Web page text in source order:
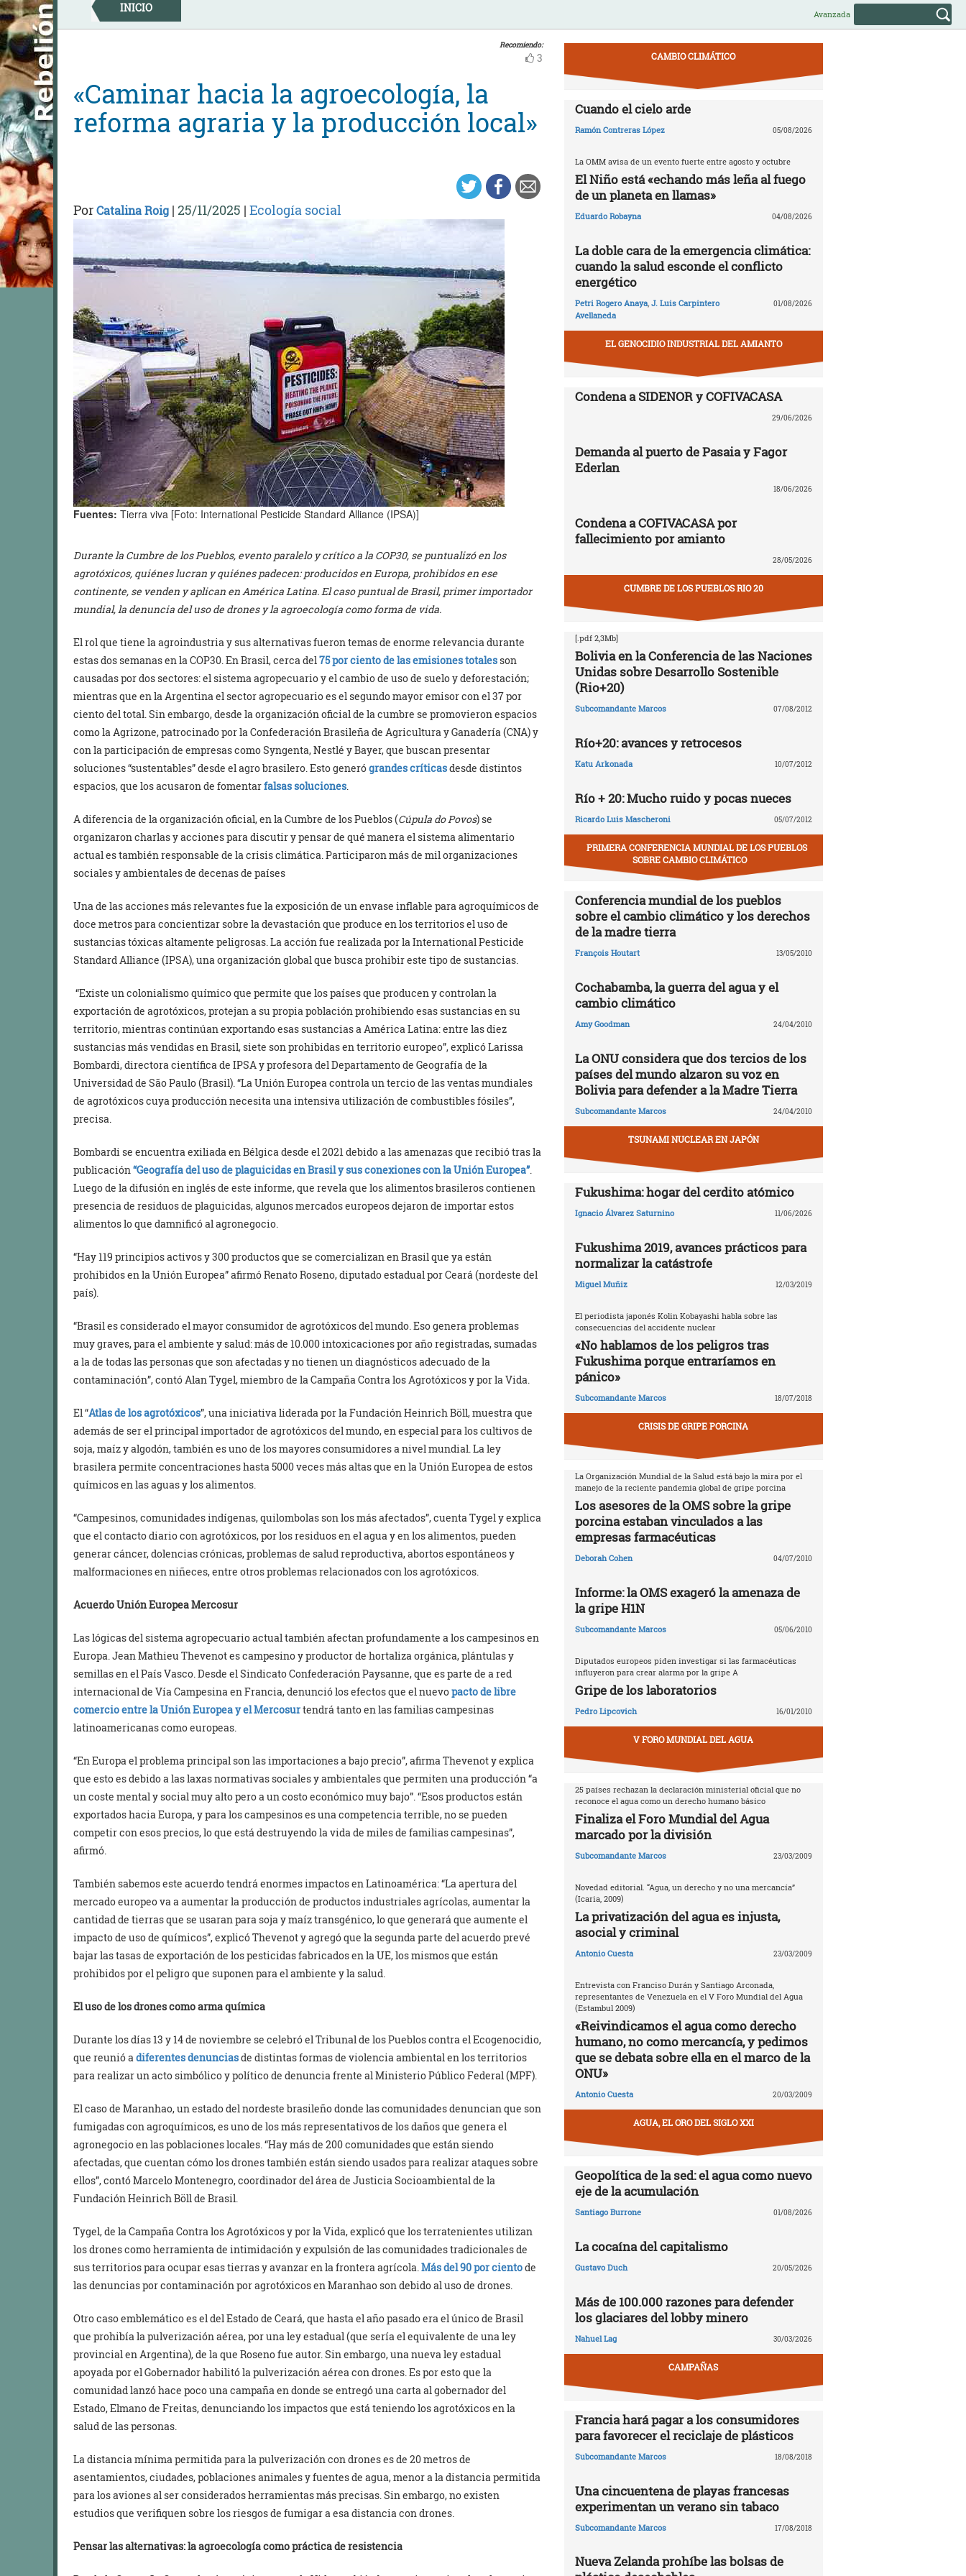
Skip
to
content
INICIO Avanzada
Recomiendo:
3
«Caminar hacia la agroecología, la
reforma agraria y la producción local»
PorCatalina Roig | 25/11/2025 | Ecología social
Fuentes: Tierra viva [Foto: International Pesticide Standard Alliance (IPSA)]
Durante la Cumbre de los Pueblos, evento paralelo y crítico a la COP30, se puntualizó en los
agrotóxicos, quiénes lucran y quiénes padecen: producidos en Europa, prohibidos en ese
continente, se venden y aplican en América Latina. El caso puntual de Brasil, primer importador
mundial, la denuncia del uso de drones y la agroecología como forma de vida.
El rol que tiene la agroindustria y sus alternativas fueron temas de enorme relevancia durante
estas dos semanas en la COP30. En Brasil, cerca del75 por ciento de las emisiones totalesson
causadas por dos sectores: el sistema agropecuario y el cambio de uso de suelo y deforestación;
mientras que en la Argentina el sector agropecuario es el segundo mayor emisor con el 37 por
ciento del total. Sin embargo, desde la organización oficial de la cumbre se promovieron espacios
como la Agrizone, patrocinado por la Confederación Brasileña de Agricultura y Ganadería (CNA) y
con la participación de empresas como Syngenta, Nestlé y Bayer, que buscan presentar
soluciones “sustentables” desde el agro brasilero. Esto generógrandes críticasdesde distintos
espacios, que los acusaron de fomentarfalsas soluciones.
A diferencia de la organización oficial, en la Cumbre de los Pueblos (Cúpula do Povos) se
organizaron charlas y acciones para discutir y pensar de qué manera el sistema alimentario
actual es también responsable de la crisis climática. Participaron más de mil organizaciones
sociales y ambientales de decenas de países
Una de las acciones más relevantes fue la exposición de un envase inflable para agroquímicos de
doce metros para concientizar sobre la devastación que produce en los territorios el uso de
sustancias tóxicas altamente peligrosas. La acción fue realizada por la International Pesticide
Standard Alliance (IPSA), una organización global que busca prohibir este tipo de sustancias.
“Existe un colonialismo químico que permite que los países que producen y controlan la
exportación de agrotóxicos, protejan a su propia población prohibiendo esas sustancias en su
territorio, mientras continúan exportando esas sustancias a América Latina: entre las diez
sustancias más vendidas en Brasil, siete son prohibidas en territorio europeo”, explicó Larissa
Bombardi, directora científica de IPSA y profesora del Departamento de Geografía de la
Universidad de São Paulo (Brasil). “La Unión Europea controla un tercio de las ventas mundiales
de agrotóxicos cuya producción necesita una intensiva utilización de combustibles fósiles”,
precisa.
Bombardi se encuentra exiliada en Bélgica desde el 2021 debido a las amenazas que recibió tras la
publicación“Geografía del uso de plaguicidas en Brasil y sus conexiones con la Unión Europea”.
Luego de la difusión en inglés de este informe, que revela que los alimentos brasileros contienen
presencia de residuos de plaguicidas, algunos mercados europeos dejaron de importar estos
alimentos lo que damnificó al agronegocio.
“Hay 119 principios activos y 300 productos que se comercializan en Brasil que ya están
prohibidos en la Unión Europea” afirmó Renato Roseno, diputado estadual por Ceará (nordeste del
país).
“Brasil es considerado el mayor consumidor de agrotóxicos del mundo. Eso genera problemas
muy graves, para el ambiente y salud: más de 10.000 intoxicaciones por año registradas, sumadas
a la de todas las personas que son afectadas y no tienen un diagnósticos adecuado de la
contaminación”, contó Alan Tygel, miembro de la Campaña Contra los Agrotóxicos y por la Vida.
El “Atlas de los agrotóxicos”, una iniciativa liderada por la Fundación Heinrich Böll, muestra que
además de ser el principal importador de agrotóxicos del mundo, en especial para los cultivos de
soja, maíz y algodón, también es uno de los mayores consumidores a nivel mundial. La ley
brasilera permite concentraciones hasta 5000 veces más altas que en la Unión Europea de estos
químicos en las aguas y los alimentos.
“Campesinos, comunidades indígenas, quilombolas son los más afectados”, cuenta Tygel y explica
que el contacto diario con agrotóxicos, por los residuos en el agua y en los alimentos, pueden
generar cáncer, dolencias crónicas, problemas de salud reproductiva, abortos espontáneos y
malformaciones en niñeces, entre otros problemas relacionados con los agrotóxicos.
Acuerdo Unión Europea Mercosur
Las lógicas del sistema agropecuario actual también afectan profundamente a los campesinos en
Europa. Jean Mathieu Thevenot es campesino y productor de hortaliza orgánica, plántulas y
semillas en el País Vasco. Desde el Sindicato Confederación Paysanne, que es parte de a red
internacional de Vía Campesina en Francia, denunció los efectos que el nuevopacto de libre
comercio entre la Unión Europea y el Mercosurtendrá tanto en las familias campesinas
latinoamericanas como europeas.
“En Europa el problema principal son las importaciones a bajo precio”, afirma Thevenot y explica
que esto es debido a las laxas normativas sociales y ambientales que permiten una producción “a
un coste mental y social muy alto pero a un costo económico muy bajo”. “Esos productos están
exportados hacia Europa, y para los campesinos es una competencia terrible, no se pueden
competir con esos precios, lo que está destruyendo la vida de miles de familias campesinas”,
afirmó.
También sabemos este acuerdo tendrá enormes impactos en Latinoamérica: “La apertura del
mercado europeo va a aumentar la producción de productos industriales agrícolas, aumentar la
cantidad de tierras que se usaran para soja y maíz transgénico, lo que generará que aumente el
impacto de uso de químicos”, explicó Thevenot y agregó que la segunda parte del acuerdo prevé
bajar las tasas de exportación de los pesticidas fabricados en la UE, los mismos que están
prohibidos por el peligro que suponen para el ambiente y la salud.
El uso de los drones como arma química
Durante los días 13 y 14 de noviembre se celebró el Tribunal de los Pueblos contra el Ecogenocidio,
que reunió adiferentes denunciasde distintas formas de violencia ambiental en los territorios
para realizar un acto simbólico y político de denuncia frente al Ministerio Público Federal (MPF).
El caso de Maranhao, un estado del nordeste brasileño donde las comunidades denuncian que son
fumigadas con agroquímicos, es uno de los más representativos de los daños que genera el
agronegocio en las poblaciones locales. “Hay más de 200 comunidades que están siendo
afectadas, que cuentan cómo los drones también están siendo usados para realizar ataques sobre
ellos”, contó Marcelo Montenegro, coordinador del área de Justicia Socioambiental de la
Fundación Heinrich Böll de Brasil.
Tygel, de la Campaña Contra los Agrotóxicos y por la Vida, explicó que los terratenientes utilizan
los drones como herramienta de intimidación y expulsión de las comunidades tradicionales de
sus territorios para ocupar esas tierras y avanzar en la frontera agrícola.Más del 90 por cientode
las denuncias por contaminación por agrotóxicos en Maranhao son debido al uso de drones.
Otro caso emblemático es el del Estado de Ceará, que hasta el año pasado era el único de Brasil
que prohibía la pulverización aérea, por una ley estadual (que sería el equivalente de una ley
provincial en Argentina), de la que Roseno fue autor. Sin embargo, una nueva ley estadual
apoyada por el Gobernador habilitó la pulverización aérea con drones. Es por esto que la
comunidad lanzó hace poco una campaña en donde se entregó una carta al gobernador del
Estado, Elmano de Freitas, denunciando los impactos que está teniendo los agrotóxicos en la
salud de las personas.
La distancia mínima permitida para la pulverización con drones es de 20 metros de
asentamientos, ciudades, poblaciones animales y fuentes de agua, menor a la distancia permitida
para los aviones al ser considerados herramientas más precisas. Sin embargo, no existen
estudios que verifiquen sobre los riesgos de fumigar a esa distancia con drones.
Pensar las alternativas: la agroecología como práctica de resistencia
CAMBIO CLIMÁTICO
Cuando el cielo arde
Ramón Contreras López 05/08/2026
La OMM avisa de un evento fuerte entre agosto y octubre
El Niño está «echando más leña al fuego
de un planeta en llamas»
Eduardo Robayna 04/08/2026
La doble cara de la emergencia climática:
cuando la salud esconde el conflicto
energético
Petri Rogero Anaya, J. Luis Carpintero
Avellaneda
01/08/2026
EL GENOCIDIO INDUSTRIAL DEL AMIANTO
Condena a SIDENOR y COFIVACASA
29/06/2026
Demanda al puerto de Pasaia y Fagor
Ederlan
18/06/2026
Condena a COFIVACASA por
fallecimiento por amianto
28/05/2026
CUMBRE DE LOS PUEBLOS RIO 20
[.pdf 2,3Mb]
Bolivia en la Conferencia de las Naciones
Unidas sobre Desarrollo Sostenible
(Rio+20)
Subcomandante Marcos 07/08/2012
Río+20: avances y retrocesos
Katu Arkonada 10/07/2012
Río + 20: Mucho ruido y pocas nueces
Ricardo Luis Mascheroni 05/07/2012
PRIMERA CONFERENCIA MUNDIAL DE LOS PUEBLOS
SOBRE CAMBIO CLIMÁTICO
Conferencia mundial de los pueblos
sobre el cambio climático y los derechos
de la madre tierra
François Houtart 13/05/2010
Cochabamba, la guerra del agua y el
cambio climático
Amy Goodman 24/04/2010
La ONU considera que dos tercios de los
países del mundo alzaron su voz en
Bolivia para defender a la Madre Tierra
Subcomandante Marcos 24/04/2010
TSUNAMI NUCLEAR EN JAPÓN
Fukushima: hogar del cerdito atómico
Ignacio Álvarez Saturnino 11/06/2026
Fukushima 2019, avances prácticos para
normalizar la catástrofe
Miguel Muñiz 12/03/2019
El periodista japonés Kolin Kobayashi habla sobre las
consecuencias del accidente nuclear
«No hablamos de los peligros tras
Fukushima porque entraríamos en
pánico»
Subcomandante Marcos 18/07/2018
CRISIS DE GRIPE PORCINA
La Organización Mundial de la Salud está bajo la mira por el
manejo de la reciente pandemia global de gripe porcina
Los asesores de la OMS sobre la gripe
porcina estaban vinculados a las
empresas farmacéuticas
Deborah Cohen 04/07/2010
Informe: la OMS exageró la amenaza de
la gripe H1N
Subcomandante Marcos 05/06/2010
Diputados europeos piden investigar si las farmacéuticas
influyeron para crear alarma por la gripe A
Gripe de los laboratorios
Pedro Lipcovich 16/01/2010
V FORO MUNDIAL DEL AGUA
25 países rechazan la declaración ministerial oficial que no
reconoce el agua como un derecho humano básico
Finaliza el Foro Mundial del Agua
marcado por la división
Subcomandante Marcos 23/03/2009
Novedad editorial. “Agua, un derecho y no una mercancía”
(Icaria, 2009)
La privatización del agua es injusta,
asocial y criminal
Antonio Cuesta 23/03/2009
Entrevista con Franciso Durán y Santiago Arconada,
representantes de Venezuela en el V Foro Mundial del Agua
(Estambul 2009)
«Reivindicamos el agua como derecho
humano, no como mercancía, y pedimos
que se debata sobre ella en el marco de la
ONU»
Antonio Cuesta 20/03/2009
AGUA, EL ORO DEL SIGLO XXI
Geopolítica de la sed: el agua como nuevo
eje de la acumulación
Santiago Burrone 01/08/2026
La cocaína del capitalismo
Gustavo Duch 20/05/2026
Más de 100.000 razones para defender
los glaciares del lobby minero
Nahuel Lag 30/03/2026
CAMPAÑAS
Francia hará pagar a los consumidores
para favorecer el reciclaje de plásticos
Subcomandante Marcos 18/08/2018
Una cincuentena de playas francesas
experimentan un verano sin tabaco
Subcomandante Marcos 17/08/2018
Nueva Zelanda prohíbe las bolsas de